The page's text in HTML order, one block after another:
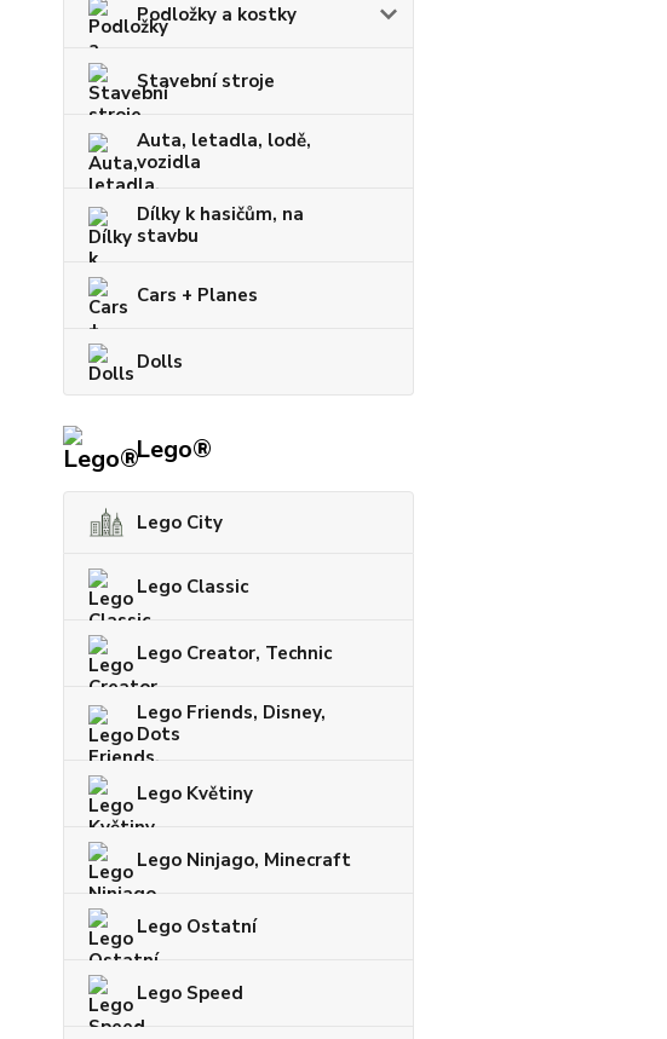
Podložky a kostky
Stavební stroje
Auta, letadla, lodě,
vozidla
Dílky k hasičům, na
stavbu
Cars + Planes
Dolls
Lego®
Lego City
Lego Classic
Lego Creator, Technic
Lego Friends, Disney,
Dots
Lego Květiny
Lego Ninjago, Minecraft
Lego Ostatní
Lego Speed